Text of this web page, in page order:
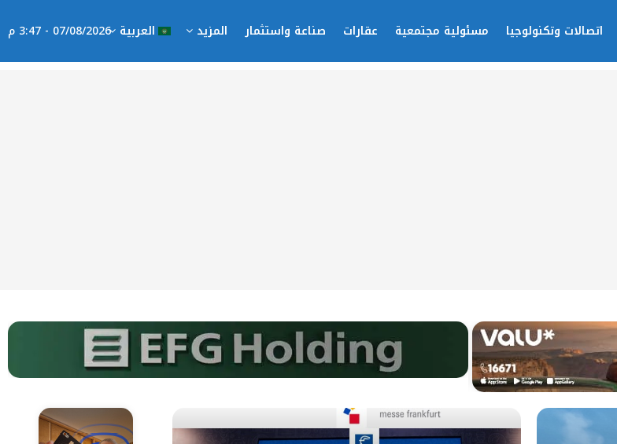
اتصالات وتكنولوجيا مسئولية مجتمعية عقارات صناعة واستثمار المزيد العربية 07/08/2026 - 3:47 م